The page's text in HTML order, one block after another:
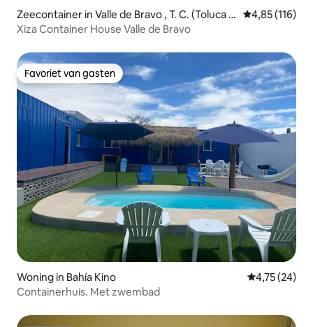
Zeecontainer in Valle de Bravo , T. C. (Toluca -
Cdad. Altamirano)
Gemiddelde
4,85 (116)
Xiza Container House Valle de Bravo
Favoriet van gasten
Favoriet van gasten
Woning in Bahía Kino Gemiddelde
4,75 (24)
Containerhuis. Met zwembad